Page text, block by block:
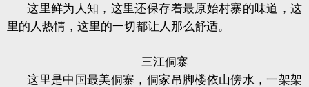
这里鲜为人知，这里还保存着最原始村寨的味道，这
里的人热情，这里的一切都让人那么舒适。
三江侗寨
这里是中国最美侗寨，侗家吊脚楼依山傍水，一架架